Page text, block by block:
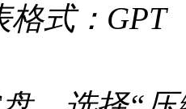
格式：GPT